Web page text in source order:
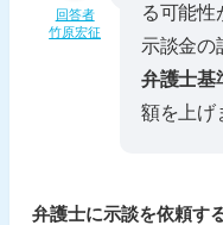
回答者
竹原宏征
る可能性
示談金の
弁護士基
額を上げ
弁護士に示談を依頼す